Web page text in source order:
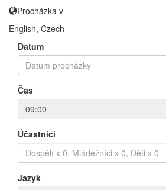
Procházka v
English, Czech
Datum
Čas
09:00
Účastníci
Jazyk